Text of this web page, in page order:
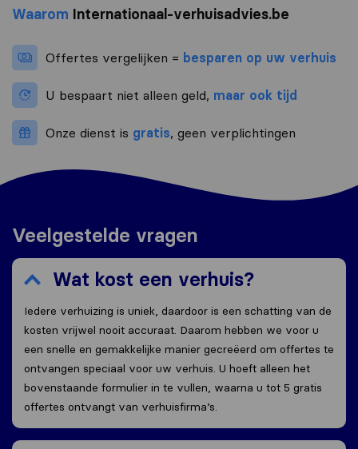
Waarom Internationaal-verhuisadvies.be
Offertes vergelijken = besparen op uw verhuis
U bespaart niet alleen geld, maar ook tijd
Onze dienst is gratis, geen verplichtingen
Veelgestelde vragen
Wat kost een verhuis?
Iedere verhuizing is uniek, daardoor is een schatting van de
kosten vrijwel nooit accuraat. Daarom hebben we voor u
een snelle en gemakkelijke manier gecreëerd om offertes te
ontvangen speciaal voor uw verhuis. U hoeft alleen het
bovenstaande formulier in te vullen, waarna u tot 5 gratis
offertes ontvangt van verhuisfirma’s.